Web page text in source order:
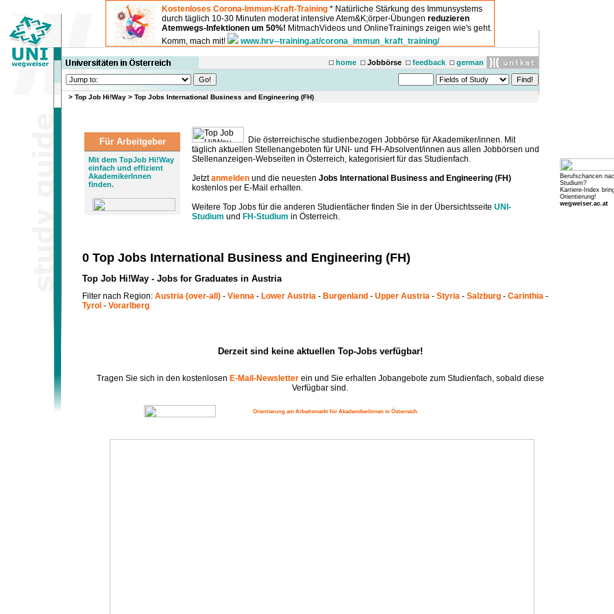
Kostenloses Corona-Immun-Kraft-Training * Natürliche Stärkung des Immunsystems
durch täglich 10-30 Minuten moderat intensive Atem&K;örper-Übungen reduzieren
Atemwegs-Infektionen um 50%! MitmachVideos und OnlineTrainings zeigen wie's geht.
Komm, mach mit!
www.hrv--training.at/corona_immun_kraft_training/
home Jobbörse feedback german
> Top Job Hi!Way > Top Jobs International Business and Engineering (FH)
Für Arbeitgeber
Mit dem TopJob Hi!Way
einfach und effizient
AkademikerInnen
finden.
Die österreichische studienbezogen Jobbörse für Akademiker/innen. Mit
täglich aktuellen Stellenangeboten für UNI- und FH-Absolvent/innen aus allen Jobbörsen und
Stellenanzeigen-Webseiten in Österreich, kategorisiert für das Studienfach.
Jetztanmelden und die neuesten Jobs International Business and Engineering (FH)
kostenlos per E-Mail erhalten.
Weitere Top Jobs für die anderen Studienfächer finden Sie in der Übersichtsseite UNI-
Studium und FH-Studium in Österreich.
0 Top Jobs International Business and Engineering (FH)
Top Job Hi!Way - Jobs for Graduates in Austria
Filter nach Region: Austria (over-all) - Vienna - Lower Austria - Burgenland - Upper Austria - Styria - Salzburg - Carinthia -
Tyrol - Vorarlberg
Derzeit sind keine aktuellen Top-Jobs verfügbar!
Tragen Sie sich in den kostenlosen E-Mail-Newsletterein und Sie erhalten Jobangebote zum Studienfach, sobald diese
Verfügbar sind.
Orientierung am Arbeitsmarkt für Akademiker/innen in Österreich
Berufschancen
Studium?
Karriere-Index
Orientierung!
wegweiser.ac.at